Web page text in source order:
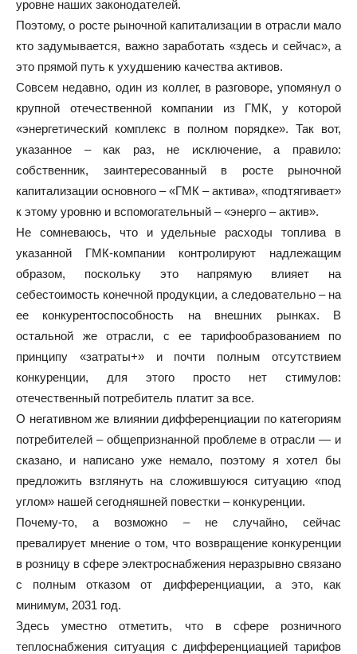
уровне наших законодателей.
Поэтому, о росте рыночной капитализации в отрасли мало
кто задумывается, важно заработать «здесь и сейчас», а
это прямой путь к ухудшению качества активов.
Совсем недавно, один из коллег, в разговоре, упомянул о
крупной отечественной компании из ГМК, у которой
«энергетический комплекс в полном порядке». Так вот,
указанное – как раз, не исключение, а правило:
собственник, заинтересованный в росте рыночной
капитализации основного – «ГМК – актива», «подтягивает»
к этому уровню и вспомогательный – «энерго – актив».
Не сомневаюсь, что и удельные расходы топлива в
указанной ГМК-компании контролируют надлежащим
образом, поскольку это напрямую влияет на
себестоимость конечной продукции, а следовательно – на
ее конкурентоспособность на внешних рынках. В
остальной же отрасли, с ее тарифообразованием по
принципу «затраты+» и почти полным отсутствием
конкуренции, для этого просто нет стимулов:
отечественный потребитель платит за все.
О негативном же влиянии дифференциации по категориям
потребителей – общепризнанной проблеме в отрасли — и
сказано, и написано уже немало, поэтому я хотел бы
предложить взглянуть на сложившуюся ситуацию «под
углом» нашей сегодняшней повестки – конкуренции.
Почему-то, а возможно – не случайно, сейчас
превалирует мнение о том, что возвращение конкуренции
в розницу в сфере электроснабжения неразрывно связано
с полным отказом от дифференциации, а это, как
минимум, 2031 год.
Здесь уместно отметить, что в сфере розничного
теплоснабжения ситуация с дифференциацией тарифов